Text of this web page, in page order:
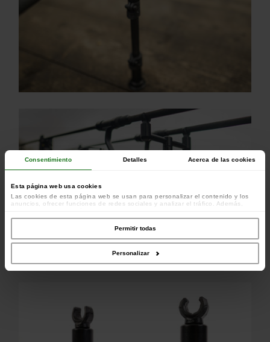
Consentimiento Detalles Acerca de las cookies
Esta página web usa cookies
Las cookies de esta página web se usan para personalizar el contenido y los
anuncios, ofrecer funciones de redes sociales y analizar el tráfico. Además,
colaboradores de redes sociales, publicidad y análisis web, quienes pueden
combinarla con otra información que les haya proporcionado o que hayan
recopilado a partir del uso que haya hecho de sus servicios.
Permitir todas
Personalizar